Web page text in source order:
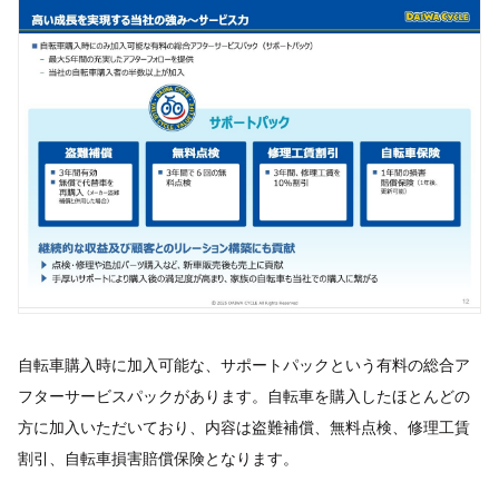
自転車購入時に加入可能な、サポートパックという有料の総合ア
フターサービスパックがあります。自転車を購入したほとんどの
方に加入いただいており、内容は盗難補償、無料点検、修理工賃
割引、自転車損害賠償保険となります。